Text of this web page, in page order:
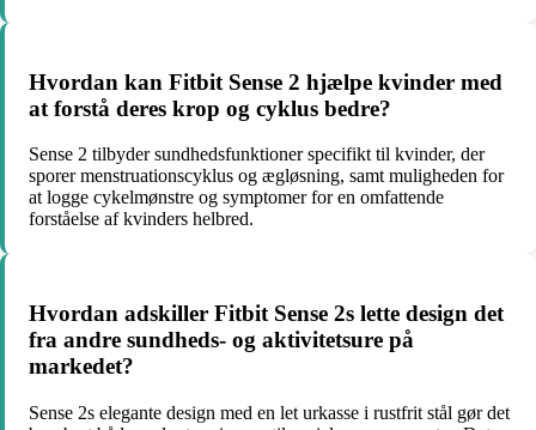
Hvordan kan Fitbit Sense 2 hjælpe kvinder med
at forstå deres krop og cyklus bedre?
Sense 2 tilbyder sundhedsfunktioner specifikt til kvinder, der
sporer menstruationscyklus og ægløsning, samt muligheden for
at logge cykelmønstre og symptomer for en omfattende
forståelse af kvinders helbred.
Hvordan adskiller Fitbit Sense 2s lette design det
fra andre sundheds- og aktivitetsure på
markedet?
Sense 2s elegante design med en let urkasse i rustfrit stål gør det